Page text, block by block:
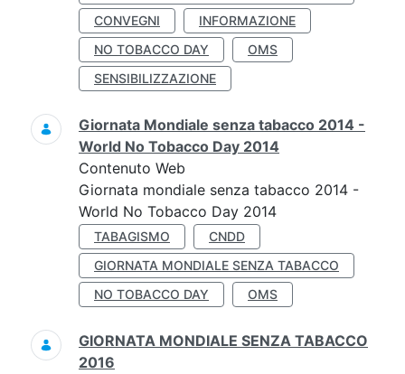
CONVEGNI
INFORMAZIONE
NO TOBACCO DAY
OMS
SENSIBILIZZAZIONE
Giornata Mondiale senza tabacco 2014 -
World No Tobacco Day 2014
Contenuto Web
Giornata mondiale senza tabacco 2014 -
World No Tobacco Day 2014
TABAGISMO
CNDD
GIORNATA MONDIALE SENZA TABACCO
NO TOBACCO DAY
OMS
GIORNATA MONDIALE SENZA TABACCO
2016